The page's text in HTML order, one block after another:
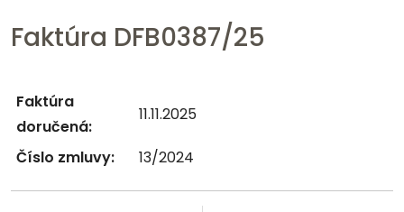
Faktúra DFB0387/25
Faktúra
doručená:
11.11.2025
Číslo zmluvy: 13/2024